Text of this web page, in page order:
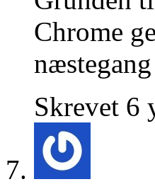
Chrome
Skrevet 6